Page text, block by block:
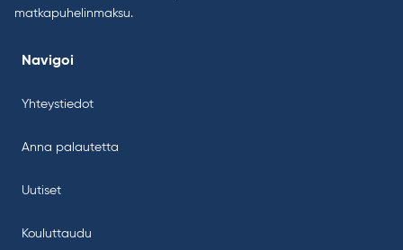
matkapuhelinmaksu.
Navigoi
Yhteystiedot
Anna palautetta
Uutiset
Kouluttaudu